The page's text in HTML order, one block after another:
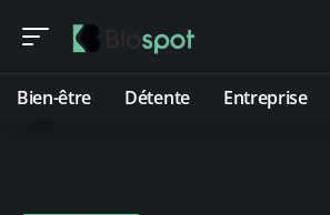
Bien-être Détente Entreprise